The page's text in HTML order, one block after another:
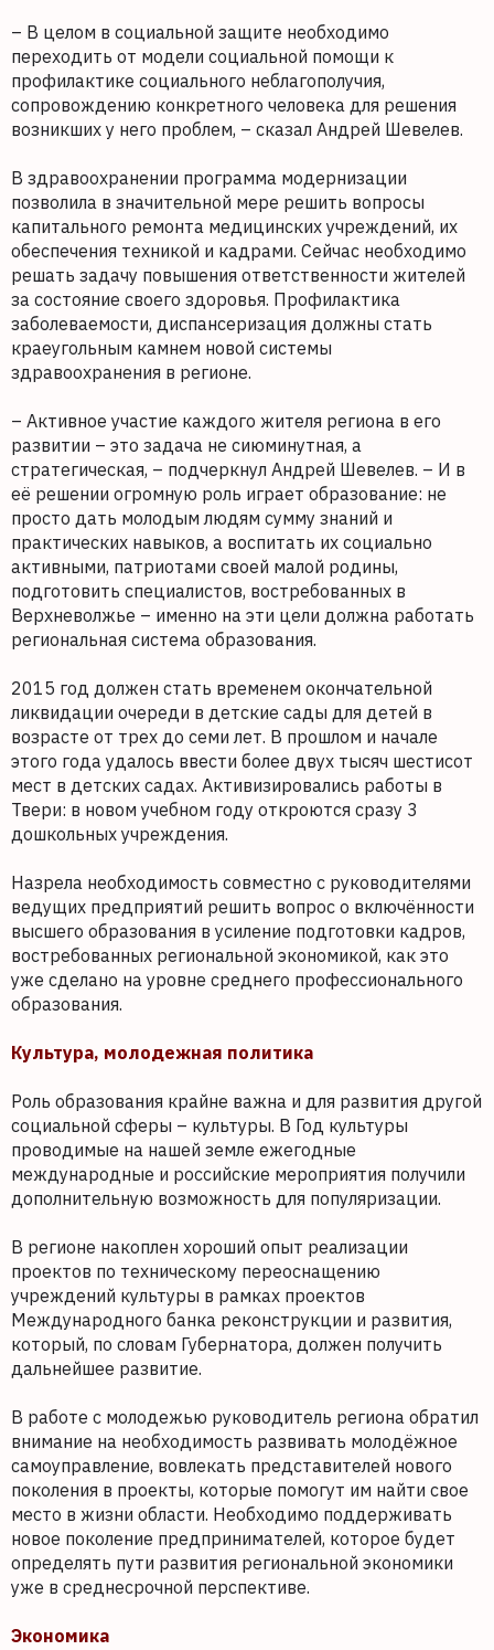
– В целом в социальной защите необходимо
переходить от модели социальной помощи к
профилактике социального неблагополучия,
сопровождению конкретного человека для решения
возникших у него проблем, – сказал Андрей Шевелев.
В здравоохранении программа модернизации
позволила в значительной мере решить вопросы
капитального ремонта медицинских учреждений, их
обеспечения техникой и кадрами. Сейчас необходимо
решать задачу повышения ответственности жителей
за состояние своего здоровья. Профилактика
заболеваемости, диспансеризация должны стать
краеугольным камнем новой системы
здравоохранения в регионе.
– Активное участие каждого жителя региона в его
развитии – это задача не сиюминутная, а
стратегическая, – подчеркнул Андрей Шевелев. – И в
её решении огромную роль играет образование: не
просто дать молодым людям сумму знаний и
практических навыков, а воспитать их социально
активными, патриотами своей малой родины,
подготовить специалистов, востребованных в
Верхневолжье – именно на эти цели должна работать
региональная система образования.
2015 год должен стать временем окончательной
ликвидации очереди в детские сады для детей в
возрасте от трех до семи лет. В прошлом и начале
этого года удалось ввести более двух тысяч шестисот
мест в детских садах. Активизировались работы в
Твери: в новом учебном году откроются сразу 3
дошкольных учреждения.
Назрела необходимость совместно с руководителями
ведущих предприятий решить вопрос о включённости
высшего образования в усиление подготовки кадров,
востребованных региональной экономикой, как это
уже сделано на уровне среднего профессионального
образования.
Культура, молодежная политика
Роль образования крайне важна и для развития другой
социальной сферы – культуры. В Год культуры
проводимые на нашей земле ежегодные
международные и российские мероприятия получили
дополнительную возможность для популяризации.
В регионе накоплен хороший опыт реализации
проектов по техническому переоснащению
учреждений культуры в рамках проектов
Международного банка реконструкции и развития,
который, по словам Губернатора, должен получить
дальнейшее развитие.
В работе с молодежью руководитель региона обратил
внимание на необходимость развивать молодёжное
самоуправление, вовлекать представителей нового
поколения в проекты, которые помогут им найти свое
место в жизни области. Необходимо поддерживать
новое поколение предпринимателей, которое будет
определять пути развития региональной экономики
уже в среднесрочной перспективе.
Экономика